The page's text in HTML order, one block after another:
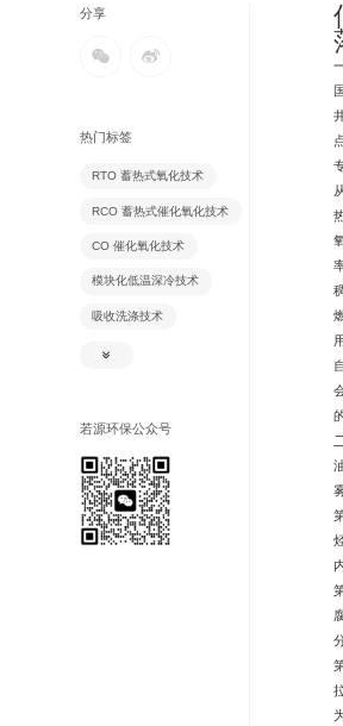
分享
热门标签
RTO 蓄热式氧化技术
RCO 蓄热式催化氧化技术
CO 催化氧化技术
模块化低温深冷技术
吸收洗涤技术
吸附脱附技术
除尘技术
生物除臭技术
风风逆流换热技术
若源环保公众号